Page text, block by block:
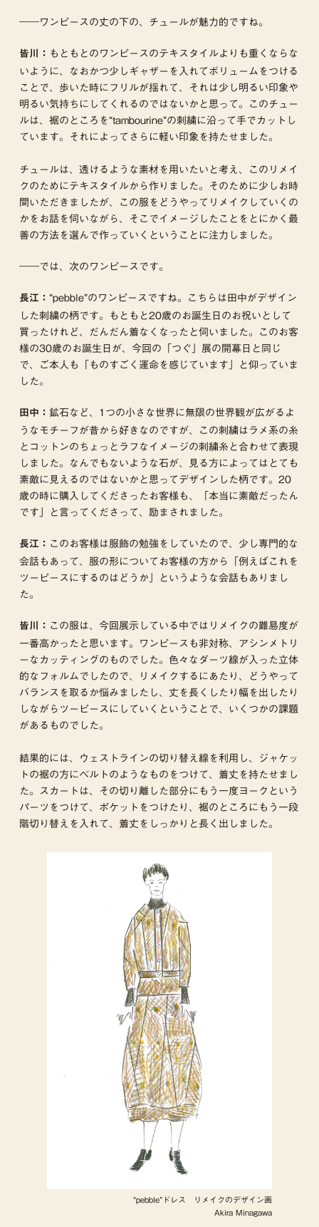
――ワンピースの丈の下の、チュールが魅力的ですね。
皆川： もともとのワンピースのテキスタイルよりも重くならな
いように、なおかつ少しギャザーを入れてボリュームをつける
ことで、歩いた時にフリルが揺れて、それは少し明るい印象や
明るい気持ちにしてくれるのではないかと思って。このチュー
ルは、裾のところを“tambourine”の刺繍に沿って手でカットし
ています。それによってさらに軽い印象を持たせました。
チュールは、透けるような素材を用いたいと考え、このリメイ
クのためにテキスタイルから作りました。そのために少しお時
間いただきましたが、この服をどうやってリメイクしていくの
かをお話を伺いながら、そこでイメージしたことをとにかく最
善の方法を選んで作っていくということに注力しました。
――では、次のワンピースです。
長江： “pebble”のワンピースですね。こちらは田中がデザイン
した刺繍の柄です。もともと20歳のお誕生日のお祝いとして
買ったけれど、だんだん着なくなったと伺いました。このお客
様の30歳のお誕生日が、今回の「つぐ」展の開幕日と同じ
で、ご本人も「ものすごく運命を感じています」と仰っていま
した。
田中： 鉱石など、1つの小さな世界に無限の世界観が広がるよ
うなモチーフが昔から好きなのですが、この刺繍はラメ系の糸
とコットンのちょっとラフなイメージの刺繍糸と合わせて表現
しました。なんでもないような石が、見る方によってはとても
素敵に見えるのではないかと思ってデザインした柄です。20
歳の時に購入してくださったお客様も、「本当に素敵だったん
です」と言ってくださって、励まされました。
長江： このお客様は服飾の勉強をしていたので、少し専門的な
会話もあって、服の形についてお客様の方から「例えばこれを
ツーピースにするのはどうか」というような会話もありまし
た。
皆川： この服は、今回展示している中ではリメイクの難易度が
一番高かったと思います。ワンピースも非対称、アシンメトリ
ーなカッティングのものでした。色々なダーツ線が入った立体
的なフォルムでしたので、リメイクするにあたり、どうやって
バランスを取るか悩みましたし、丈を長くしたり幅を出したり
しながらツーピースにしていくということで、いくつかの課題
があるものでした。
結果的には、ウェストラインの切り替え線を利用し、ジャケッ
トの裾の方にベルトのようなものをつけて、着丈を持たせまし
た。スカートは、その切り離した部分にもう一度ヨークという
パーツをつけて、ポケットをつけたり、裾のところにもう一段
階切り替えを入れて、着丈をしっかりと長く出しました。
“pebble”ドレス リメイクのデザイン画
Akira Minagawa